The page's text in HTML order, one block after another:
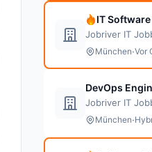
IT
Jobriver IT
München·Vor
DevOps
Jobriver IT
München·